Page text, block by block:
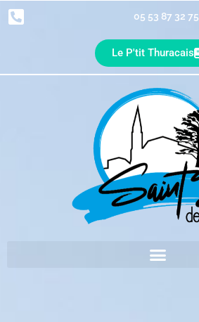
05 53 87 32 75
Le P'tit Thuracais